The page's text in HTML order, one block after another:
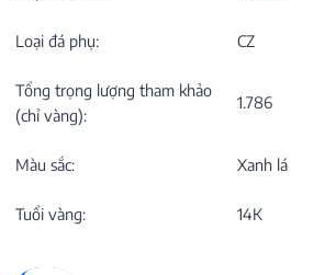
Loại đá phụ: CZ
Tổng trọng lượng tham khảo
(chỉ vàng):
1.786
Màu sắc: Xanh lá
Tuổi vàng: 14K